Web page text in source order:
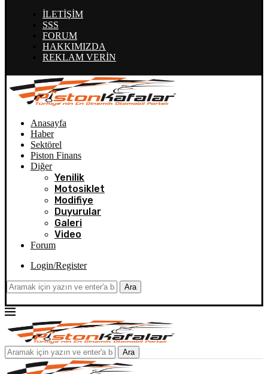
İLETİŞİM
SSS
FORUM
HAKKIMIZDA
REKLAM VERİN
Anasayfa
Haber
Sektörel
Piston Finans
Diğer
Yenilik
Motosiklet
Modifiye
Duyurular
Galeri
Video
Forum
Login/Register
Ara
Ara